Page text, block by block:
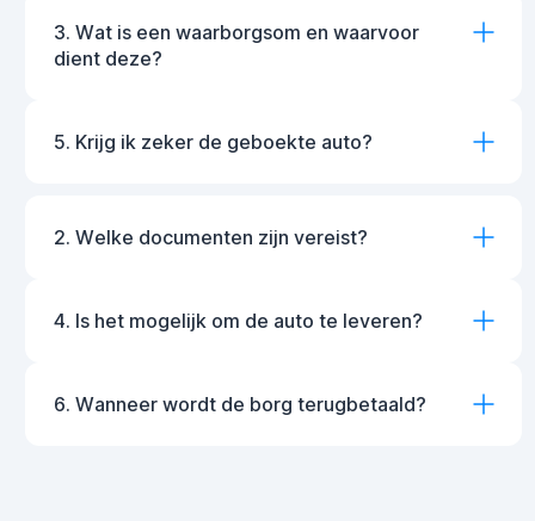
3. Wat is een waarborgsom en waarvoor
dient deze?
5. Krijg ik zeker de geboekte auto?
2. Welke documenten zijn vereist?
4. Is het mogelijk om de auto te leveren?
6. Wanneer wordt de borg terugbetaald?